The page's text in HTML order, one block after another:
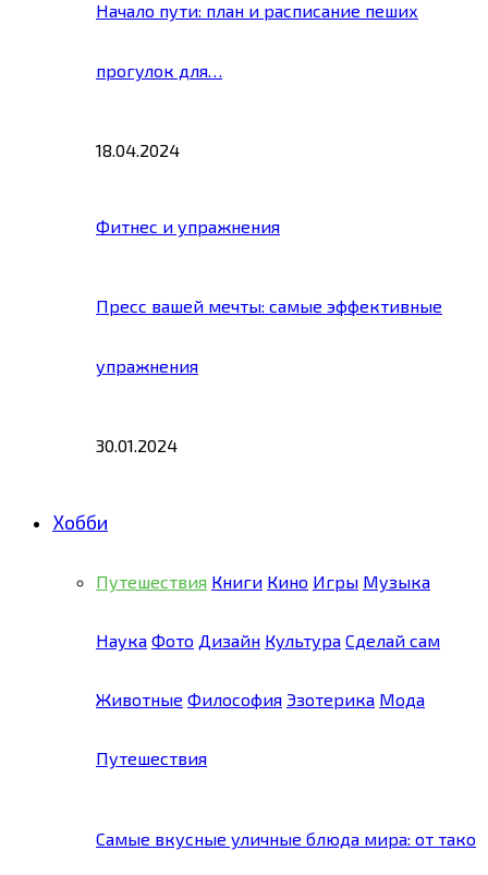
Начало пути: план и расписание пеших
прогулок для…
18.04.2024
Фитнес и упражнения
Пресс вашей мечты: самые эффективные
упражнения
30.01.2024
Хобби
Путешествия Книги Кино Игры Музыка
Наука Фото Дизайн Культура Сделай сам
Животные Философия Эзотерика Мода
Путешествия
Самые вкусные уличные блюда мира: от тако